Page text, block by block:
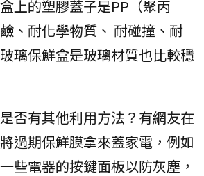
上的塑膠蓋子是PP（聚丙
、耐化學物質、 耐碰撞、耐
璃保鮮盒是玻璃材質也比較穩
否有其他利用方法？有網友在
過期保鮮膜拿來蓋家電，例如
些電器的按鍵面板以防灰塵，